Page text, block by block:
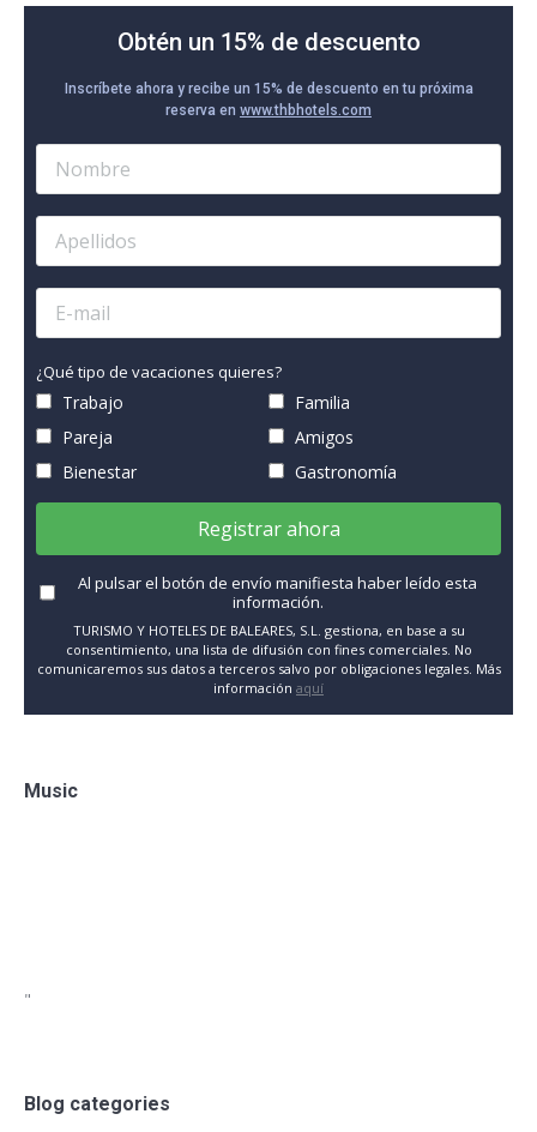
Obtén un 15% de descuento
Inscríbete ahora y recibe un 15% de descuento en tu próxima
reserva en www.thbhotels.com
¿Qué tipo de vacaciones quieres?
Trabajo
Familia
Pareja
Amigos
Bienestar
Gastronomía
Registrar ahora
Al pulsar el botón de envío manifiesta haber leído esta
información.
TURISMO Y HOTELES DE BALEARES, S.L. gestiona, en base a su
consentimiento, una lista de difusión con fines comerciales. No
comunicaremos sus datos a terceros salvo por obligaciones legales. Más
información aquí
Music
"
Blog categories